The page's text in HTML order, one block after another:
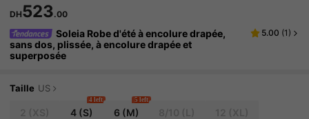
DH523.00
Soleia Robe d'été à encolure drapée,
sans dos, plissée, à encolure drapée et
superposée
5.00 (1 )
Taille US
4(S)
4 left
6 (M)
5 left